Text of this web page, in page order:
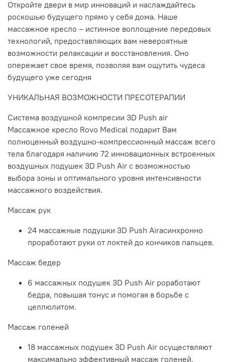
Откройте двери в мир инноваций и наслаждайтесь
роскошью будущего прямо у себя дома. Наше
массажное кресло – истинное воплощение передовых
технологий, предоставляющих вам невероятные
возможности релаксации и восстановления. Оно
опережает свое время, позволяя вам ощутить чудеса
будущего уже сегодня
УНИКАЛЬНАЯ ВОЗМОЖНОСТИ ПРЕСОТЕРАПИИ
Система воздушной компресии 3D Push air
Массажное кресло Rovo Medical подарит Вам
полноценный воздушно-компрессионный массаж всего
тела благодаря наличию 72 инновационных встроенных
воздушных подушек 3D Push Air с возможностью
выбора зоны и оптимального уровня интенсивности
массажного воздействия.
Массаж рук
24 массажные подушки 3D Push Airасинхронно
проработают руки от локтей до кончиков пальцев.
Массаж бедер
6 массажных подушек 3D Push Air роработают
бедра, повышая тонус и помогая в борьбе с
целлюлитом.
Массаж голеней
18 массажных подушек 3D Push Air осуществляют
максимально эффективный массаж голеней,